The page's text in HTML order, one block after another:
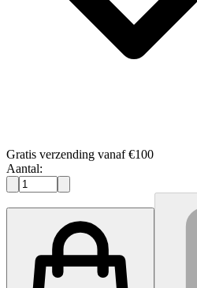
Gratis verzending vanaf €100
Aantal: